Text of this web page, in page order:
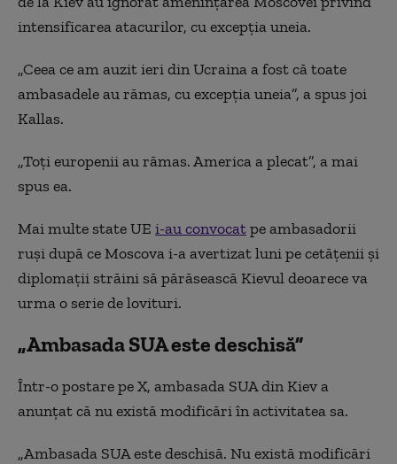
intensificarea atacurilor, cu excepţia uneia.
„Ceea ce am auzit ieri din Ucraina a fost că toate
ambasadele au rămas, cu excepţia uneia”, a spus joi
Kallas.
„Toţi europenii au rămas. America a plecat”, a mai
spus ea.
Mai multe state UE i-au convocatpe ambasadorii
ruşi după ce Moscova i-a avertizat luni pe cetăţenii şi
diplomaţii străini să părăsească Kievul deoarece va
urma o serie de lovituri.
„Ambasada SUA este deschisă”
Într-o postare pe X, ambasada SUA din Kiev a
anunţat că nu există modificări în activitatea sa.
„Ambasada SUA este deschisă. Nu există modificări